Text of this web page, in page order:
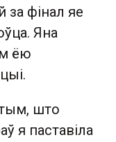
за фінал яе
Яна
ёю
тым, што
я паставіла